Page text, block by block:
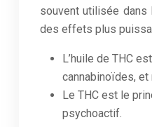
souvent utilisée
des effets plus
L’huile de THC
cannabinoïdes, et
Le THC est le
psychoactif.